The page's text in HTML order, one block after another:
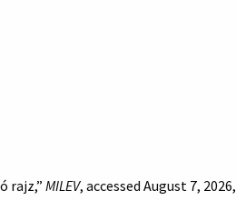
rajz,” MILEV, accessed August 7, 2026,